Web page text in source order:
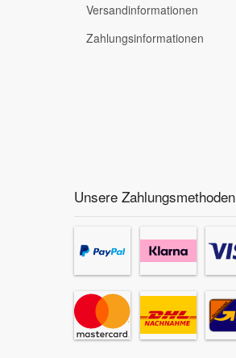
Versandinformationen
Zahlungsinformationen
Unsere Zahlungsmethoden